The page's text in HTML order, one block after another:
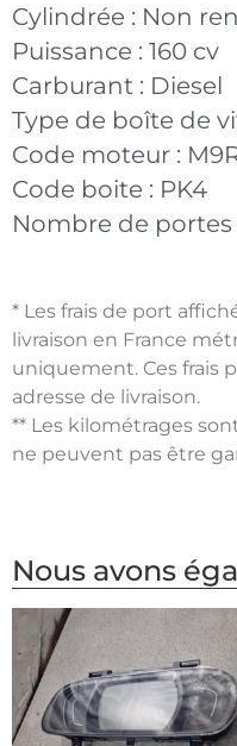
Cylindrée : Non
Puissance : 160 cv
Carburant : Diesel
Type de boîte de
Code moteur :
Code boite : PK4
Nombre de portes
* Les frais de port
livraison en France
uniquement. Ces frais
adresse de livraison.
** Les kilométrages
ne peuvent pas être
Nous avons